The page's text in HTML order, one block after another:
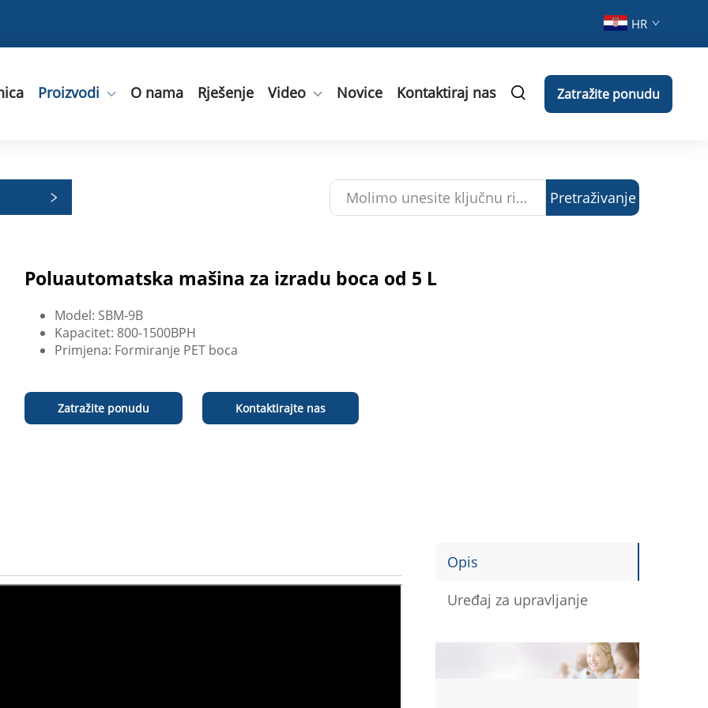
HR
Proizvodi O nama Rješenje Video Novice Kontaktiraj nas Zatražite ponudu
Pretraživanje
Poluautomatska mašina za izradu boca od 5 L
Model: SBM-9B
Kapacitet: 800-1500BPH
Primjena: Formiranje PET boca
Zatražite ponudu Kontaktirajte nas
Opis
Uređaj za upravljanje